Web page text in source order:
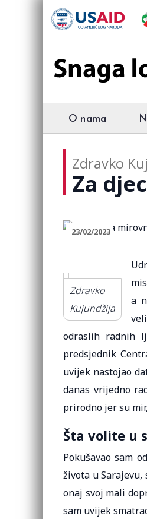
O nama
Zdravko
Za
23/02/2023
Zdravko
Kujundžija
a
odraslih radnih
predsjednik
uvijek nastojao
danas vrijedno
prirodno jer su
Šta volite u
Pokušavao sam
života u
onaj svoj mali
sam uvijek